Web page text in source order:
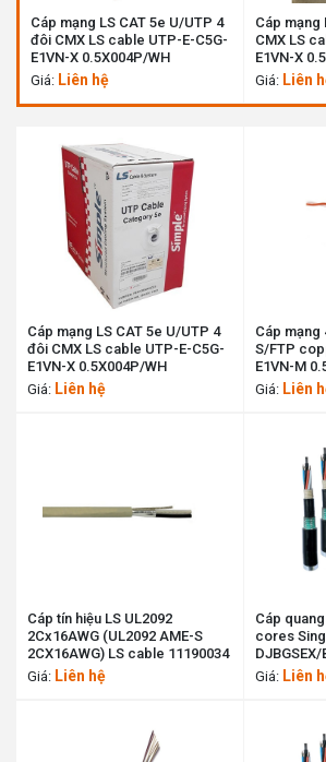
Cáp mạng LS CAT 5e U/UTP 4
đôi CMX LS cable UTP-E-C5G-
E1VN-X 0.5X004P/WH
Giá: Liên hệ
Cáp mạng
CMX LS
E1VN-X
Giá: Liên
Cáp mạng LS CAT 5e U/UTP 4
đôi CMX LS cable UTP-E-C5G-
E1VN-X 0.5X004P/WH
Giá: Liên hệ
Cáp mạng
S/FTP
E1VN-M
11193006
Giá: Liên
Cáp tín hiệu LS UL2092
2Cx16AWG (UL2092 AME-S
2CX16AWG) LS cable 11190034
Giá: Liên hệ
Cáp
cores
DJBGSEX/
Giá: Liên